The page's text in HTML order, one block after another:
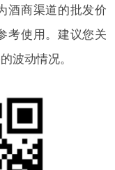
酒商渠道的批发价
考使用。建议您关
波动情况。